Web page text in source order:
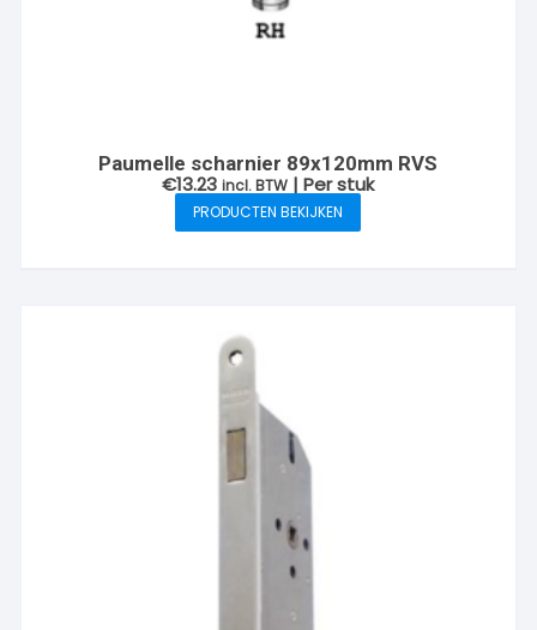
Paumelle scharnier 89x120mm RVS
€13.23 incl. BTW | Per stuk
PRODUCTEN BEKIJKEN